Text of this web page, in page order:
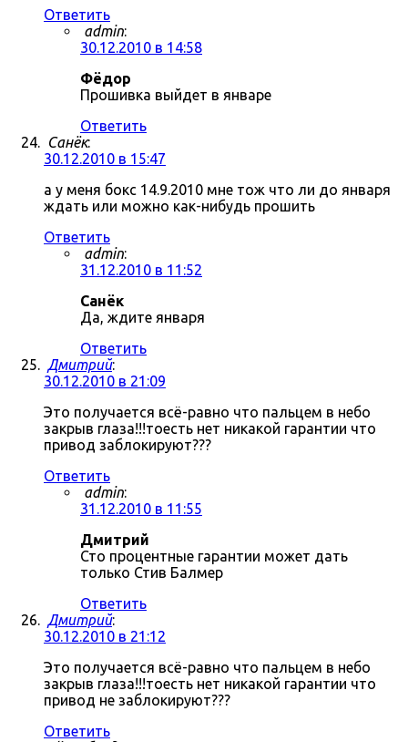
Ответить
admin:
30.12.2010 в 14:58
Фёдор
Прошивка выйдет в январе
Ответить
Санёк:
30.12.2010 в 15:47
а у меня бокс 14.9.2010 мне тож что ли до января
ждать или можно как-нибудь прошить
Ответить
admin:
31.12.2010 в 11:52
Санёк
Да, ждите января
Ответить
Дмитрий:
30.12.2010 в 21:09
Это получается всё-равно что пальцем в небо
закрыв глаза!!!тоесть нет никакой гарантии что
привод заблокируют???
Ответить
admin:
31.12.2010 в 11:55
Дмитрий
Сто процентные гарантии может дать
только Стив Балмер
Ответить
Дмитрий:
30.12.2010 в 21:12
Это получается всё-равно что пальцем в небо
закрыв глаза!!!тоесть нет никакой гарантии что
привод не заблокируют???
Ответить